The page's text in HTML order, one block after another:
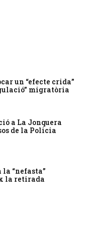
un “efecte crida”
migratòria
a La Jonquera
de la Policia
la “nefasta”
la retirada